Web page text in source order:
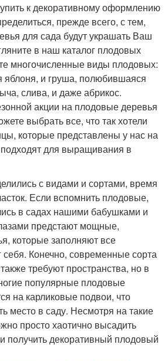
к декоративному оформлению
прежде всего, с тем,
для сада будут украшать Ваш
в наш каталог плодовых
многочисленные виды плодовых:
яблоня, и груша, полюбившаяся
слива, и даже абрикос.
акции на плодовые деревья
выбрать все, что так хотели
которые представлены у нас на
для выращивания в
с видами и сортами, время
Если вспомнить плодовые,
в садах нашими бабушками и
предстают мощные,
которые заполняют все
себя. Конечно, современные сорта
требуют пространства, но в
популярные плодовые
на карликовые подвои, что
место в саду. Несмотря на такие
просто хаотично высадить
получить декоративный плодовый